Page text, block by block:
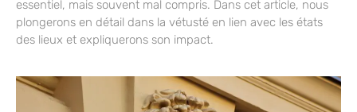
essentiel, mais souvent mal compris. Dans cet article, nous
plongerons en détail dans la vétusté en lien avec les états
des lieux et expliquerons son impact.